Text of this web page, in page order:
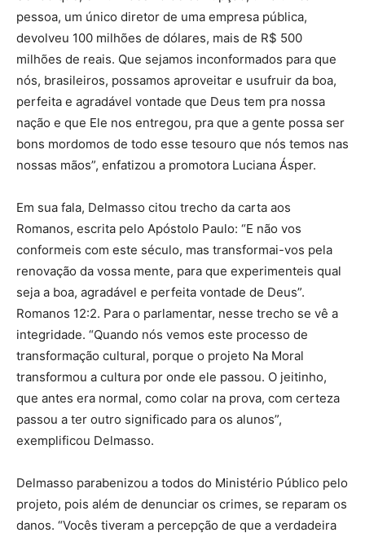
pessoa, um único diretor de uma empresa pública,
devolveu 100 milhões de dólares, mais de R$ 500
milhões de reais. Que sejamos inconformados para que
nós, brasileiros, possamos aproveitar e usufruir da boa,
perfeita e agradável vontade que Deus tem pra nossa
nação e que Ele nos entregou, pra que a gente possa ser
bons mordomos de todo esse tesouro que nós temos nas
nossas mãos”, enfatizou a promotora Luciana Ásper.
Em sua fala, Delmasso citou trecho da carta aos
Romanos, escrita pelo Apóstolo Paulo: “E não vos
conformeis com este século, mas transformai-vos pela
renovação da vossa mente, para que experimenteis qual
seja a boa, agradável e perfeita vontade de Deus”.
Romanos 12:2. Para o parlamentar, nesse trecho se vê a
integridade. “Quando nós vemos este processo de
transformação cultural, porque o projeto Na Moral
transformou a cultura por onde ele passou. O jeitinho,
que antes era normal, como colar na prova, com certeza
passou a ter outro significado para os alunos”,
exemplificou Delmasso.
Delmasso parabenizou a todos do Ministério Público pelo
projeto, pois além de denunciar os crimes, se reparam os
danos. “Vocês tiveram a percepção de que a verdadeira